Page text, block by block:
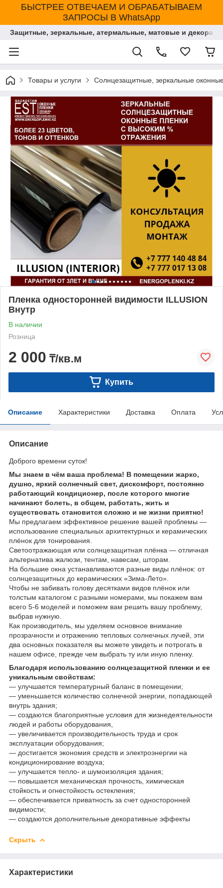
БЫСТРЕЕ ОТВЕЧАЕМ И ОБРАБАТЫВАЕМ
ЗАПРОСЫ В WhatsApp
Защитные, зеркальные, атермальные, матовые и
Товары и услуги Солнцезащитные, зеркальные
Пленка односторонней видимости ILLUSION
Внутр
В наличии
Розница
2 000 ₸/кв.м
Купить
Описание Характеристики Доставка Оплата
Описание
Доброго времени суток!
Мы знаем в чём ваша проблема! В помещении жарко,
душно, яркий солнечный свет, дискомфорт, постоянно
работающий кондиционер, после которого многие
начинают болеть, в общем, работать, жить и
существовать становится сложно и не жизни приятно!
Мы предлагаем эффективное решение вашей проблемы —
использование специальных архитектурных и керамических
плёнок для тонирования.
Светоотражающая или солнцезащитная плёнка — отличная
альтернатива жалюзи, тентам, навесам, шторам.
На большие окна устанавливаются разные виды плёнок: от
солнцезащитных до керамических «Зима-Лето».
Чтобы не забивать голову десятками видов плёнок или
толстым каталогом с разными номерами, мы покажем вам
всего 5-6 моделей и поможем вам решить вашу проблему,
выбрав нужную.
Как производитель, мы уделяем основное внимание
прозрачности и отражению тепловых солнечных лучей, эти
два основных показателя вы можете увидеть и потрогать в
нашем офисе, прежде чем выбрать ту или иную пленку.
Благодаря использованию солнцезащитной пленки и ее
уникальным свойствам:
― улучшается температурный баланс в помещении;
― уменьшается количество солнечной энергии, попадающей
внутрь здания;
― создаются благоприятные условия для жизнедеятельности
людей и работы оборудования,
― увеличивается производительность труда и срок
эксплуатации оборудования;
― достигается экономия средств и электроэнергии на
кондиционирование воздуха;
― улучшается тепло- и шумоизоляция здания;
― повышается механическая прочность, химическая
стойкость и огнестойкость остекления;
― обеспечивается приватность за счет односторонней
видимости;
― создаются дополнительные декоративные эффекты
Скрыть
Характеристики